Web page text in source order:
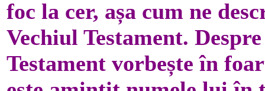
foc la cer, așa cum ne
Vechiul Testament.
Testament vorbește în